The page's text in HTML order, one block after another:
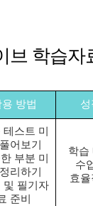
브 학습자
용 방법
테스트 미
어보기
부분 미
리하기
및 필기자
준비
학습
수
효율